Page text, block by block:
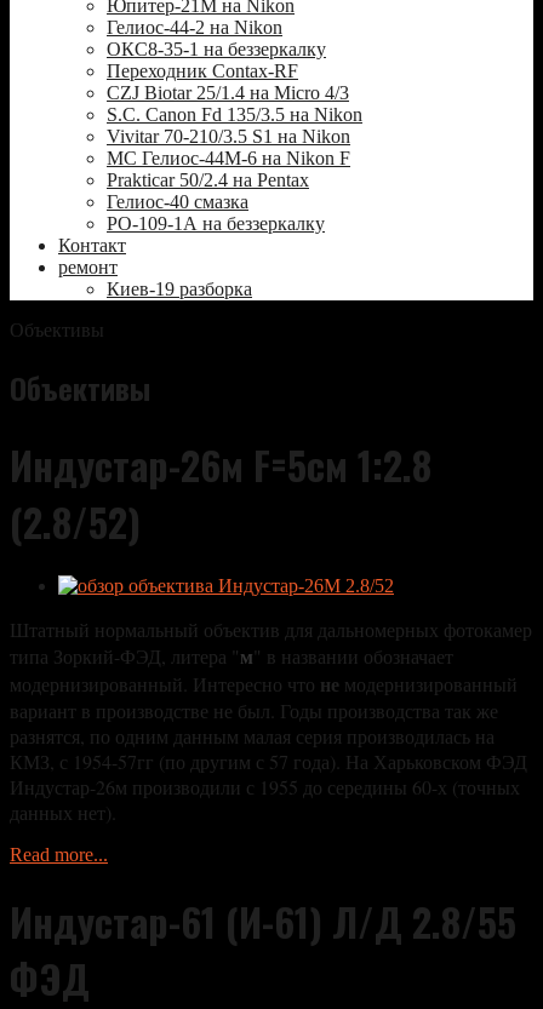
Юпитер-21М на Nikon
Гелиос-44-2 на Nikon
ОКС8-35-1 на беззеркалку
Переходник Contax-RF
CZJ Biotar 25/1.4 на Micro 4/3
S.C. Canon Fd 135/3.5 на Nikon
Vivitar 70-210/3.5 S1 на Nikon
МС Гелиос-44М-6 на Nikon F
Prakticar 50/2.4 на Pentax
Гелиос-40 смазка
РО-109-1А на беззеркалку
Контакт
ремонт
Киев-19 разборка
Объективы
Объективы
Индустар-26м F=5см 1:2.8
(2.8/52)
Штатный нормальный объектив для дальномерных фотокамер
типа Зоркий-ФЭД, литера "м " в названии обозначает
модернизированный. Интересно что не модернизированный
вариант в производстве не был. Годы производства так же
разнятся, по одним данным малая серия производилась на
КМЗ, с 1954-57гг (по другим с 57 года). На Харьковском ФЭД
Индустар-26м производили с 1955 до середины 60-х (точных
данных нет).
Read more...
Индустар-61 (И-61) Л/Д 2.8/55
ФЭД